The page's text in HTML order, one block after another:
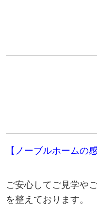
【ノーブルホームの
ご安心してご見学や
を整えております。